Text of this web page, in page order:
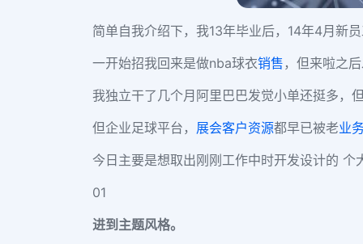
简单自我介绍下，我13年毕业后，14年4月新
一开始招我回来是做nba球衣销售 ，但来啦之
我独立干了几个月阿里巴巴发觉小单还挺多，
但企业足球平台， 展会客户资源都早已被老业
今日主要是想取出刚刚工作中时开发设计的 个
01
进到主题风格。